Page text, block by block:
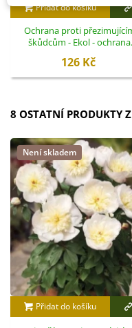
Přidat do košíku
Ochrana proti
škůdcům - Ekol - ochrana
126 Kč
8 OSTATNÍ PRODUKTY
Není skladem
Přidat do košíku